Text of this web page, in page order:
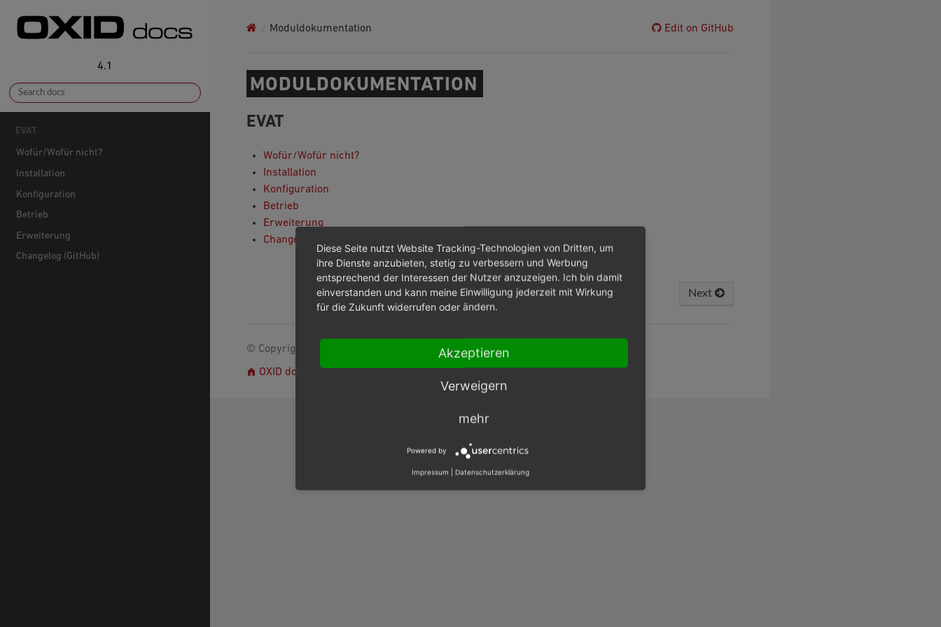
4.1
EVAT
Wofür/Wofür nicht?
Installation
Konfiguration
Betrieb
Erweiterung
Changelog (GitHub)
Moduldokumentation Edit on GitHub
MODULDOKUMENTATION
EVAT
Wofür/Wofür nicht?
Installation
Konfiguration
Betrieb
Erweiterung
Changelog (GitHub)
Next
© Copyright 2003 – 2026, OXID eSales AG.
OXID docs
Diese Seite nutzt Website Tracking-Technologien von Dritten, um
ihre Dienste anzubieten, stetig zu verbessern und Werbung
entsprechend der Interessen der Nutzer anzuzeigen. Ich bin damit
einverstanden und kann meine Einwilligung jederzeit mit Wirkung
für die Zukunft widerrufen oder ändern.
Akzeptieren
Verweigern
mehr
Powered by
Impressum Datenschutzerklärung